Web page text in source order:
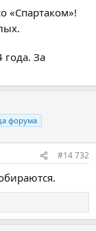
«Спартаком»!
года. За
форума
#14 732